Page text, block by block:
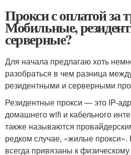
Прокси с оплатой за
Мобильные,
серверные?
Для начала предлагаю хоть
разобраться в чем разница
резидентными и серверными
Резидентные прокси — это IP-
домашнего wifi и кабельного
также называются
редком случае, «жилые прокси».
всегда привязаны к